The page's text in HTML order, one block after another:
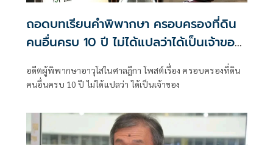
ถอดบทเรียนคำพิพากษา ครอบครองที่ดิน
คนอื่นครบ 10 ปี ไม่ได้แปลว่าได้เป็นเจ้าของ
อดีตผู้พิพากษาอาวุโสในศาลฎีกา โพสต์เรื่อง ครอบครองที่ดิน
คนอื่นครบ 10 ปี ไม่ได้แปลว่า ได้เป็นเจ้าของ